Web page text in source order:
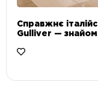
Справжнє
Gulliver —